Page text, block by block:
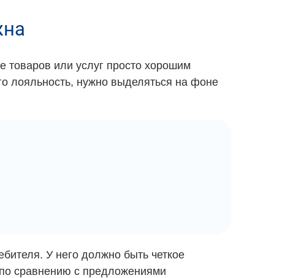
товаров или услуг просто хорошим
лояльность, нужно выделяться на фоне
У него должно быть четкое
по сравнению с предложениями